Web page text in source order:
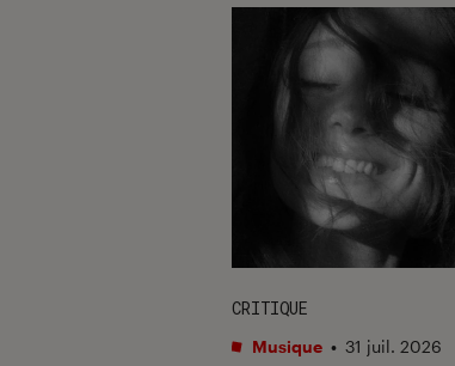
CRITIQUE
Musique • 31 juil. 2026